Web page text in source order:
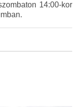
14:00-kor